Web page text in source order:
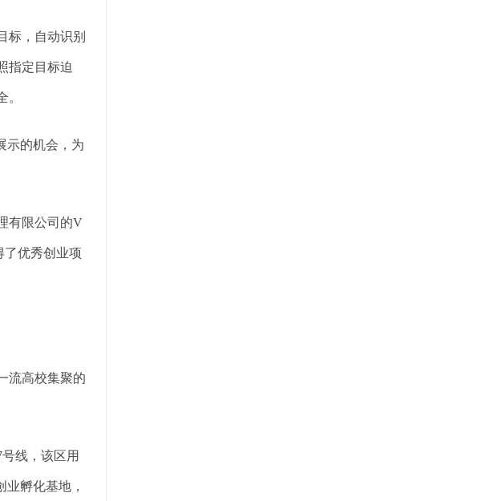
标，自动识别
指定目标迫
示的机会，为
有限公司的V
了优秀创业项
流高校集聚的
线，该区用
孵化基地，